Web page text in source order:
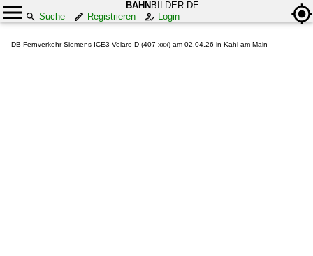
BAHN BILDER.DE
Suche
Registrieren Login
DB Fernverkehr Siemens ICE3 Velaro D (407 xxx) am 02.04.26 in Kahl am Main